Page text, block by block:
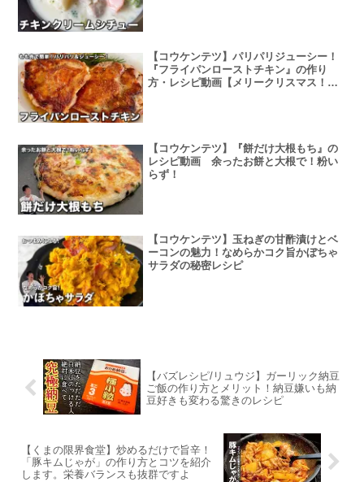
【コウケンテツ】パリパリジューシー！
『フライパンローストチキン』の作り
方・レシピ動画【メリークリスマス！】
【コウケンテツ】『餅だけ大根もち』の
レシピ動画 余ったお餅と大根で！粉い
らず！
【コウケンテツ】玉ねぎの甘酢漬けとベ
ーコンの魅力！なめらかコク旨かぼちゃ
サラダの秘密レシピ
【バズレシピ/リュウジ】ガーリック納豆
ご飯の作り方とメリット！納豆嫌いも納
豆好きも変わる驚きのレシピ
【くまの限界食堂】炒めるだけで旨辛！
「豚キムじゃが」の作り方とコツを紹介
します。栄養バランスも抜群ですよ